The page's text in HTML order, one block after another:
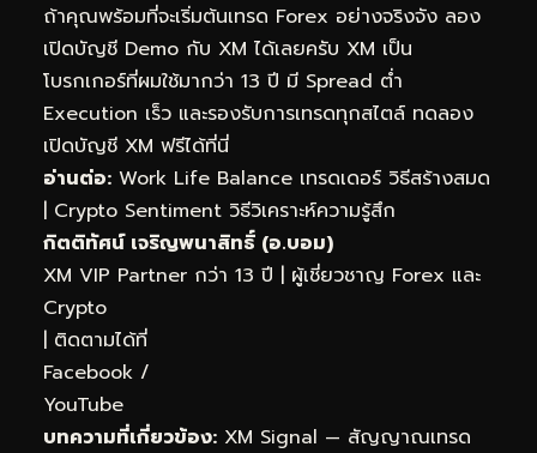
ถ้าคุณพร้อมที่จะเริ่มต้นเทรด Forex อย่างจริงจัง ลอง
เปิดบัญชี Demo กับ XM ได้เลยครับ XM เป็น
โบรกเกอร์ที่ผมใช้มากว่า 13 ปี มี Spread ต่ำ
Execution เร็ว และรองรับการเทรดทุกสไตล์ ทดลอง
เปิดบัญชี XM ฟรีได้ที่นี่
อ่านต่อ: Work Life Balance เทรดเดอร์ วิธีสร้างสมด
| Crypto Sentiment วิธีวิเคราะห์ความรู้สึก
กิตติทัศน์ เจริญพนาสิทธิ์ (อ.บอม)
XM VIP Partner กว่า 13 ปี | ผู้เชี่ยวชาญ Forex และ
Crypto
| ติดตามได้ที่
Facebook /
YouTube
บทความที่เกี่ยวข้อง: XM Signal — สัญญาณเทรด